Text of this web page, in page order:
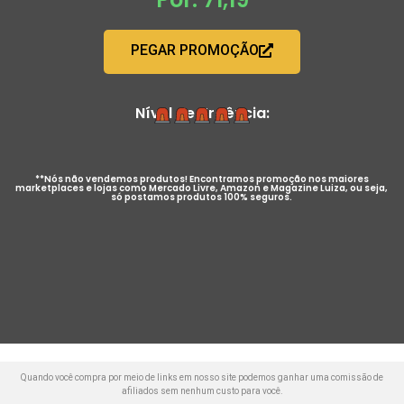
PEGAR PROMOÇÃO
Nível de Urgência:
**Nós não vendemos produtos! Encontramos promoção nos maiores
marketplaces e lojas como Mercado Livre, Amazon e Magazine Luiza, ou seja,
só postamos produtos 100% seguros.
Quando você compra por meio de links em nosso site podemos ganhar uma comissão de
afiliados sem nenhum custo para você.